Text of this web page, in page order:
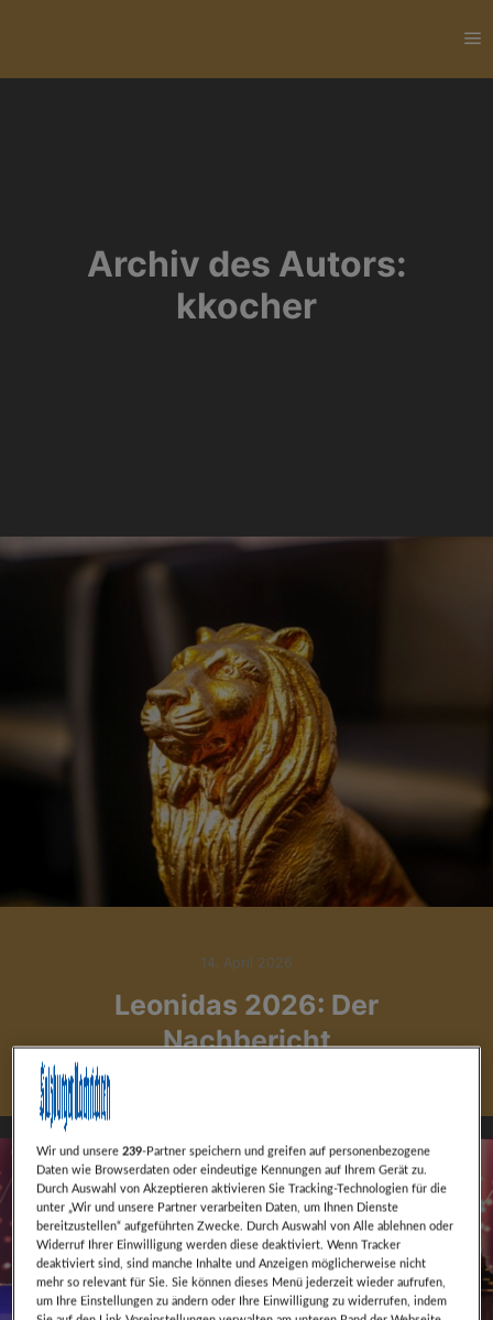
Archiv des Autors:
kkocher
14. April 2026
Leonidas 2026: Der
Nachbericht
Wir und unsere239-Partner speichern und greifen auf personenbezogene
Daten wie Browserdaten oder eindeutige Kennungen auf Ihrem Gerät zu.
Durch Auswahl von Akzeptieren aktivieren Sie Tracking-Technologien für die
unter „Wir und unsere Partner verarbeiten Daten, um Ihnen Dienste
bereitzustellen“ aufgeführten Zwecke. Durch Auswahl von Alle ablehnen oder
Widerruf Ihrer Einwilligung werden diese deaktiviert. Wenn Tracker
deaktiviert sind, sind manche Inhalte und Anzeigen möglicherweise nicht
mehr so relevant für Sie. Sie können dieses Menü jederzeit wieder aufrufen,
um Ihre Einstellungen zu ändern oder Ihre Einwilligung zu widerrufen, indem